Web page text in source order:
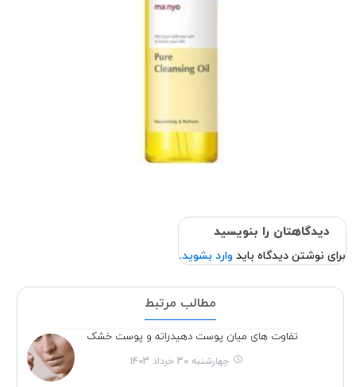
دیدگاهتان را بنویسید
برای نوشتن دیدگاه باید وارد بشوید.
مطالب مرتبط
تفاوت های میان پوست دهیدراته و پوست خشک
چهارشنبه 30 خرداد 1403